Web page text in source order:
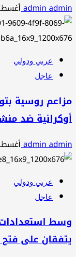
admin adminأغسطس
عربي ودولي
عاجل
مزاعم روسية
أوكرانية ضد
admin adminأغسطس
عربي ودولي
عاجل
وسط
يتفقان على